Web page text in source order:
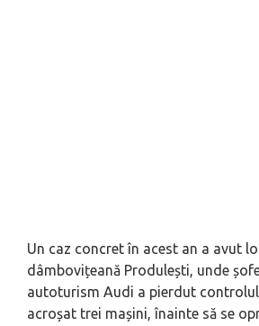
Un caz concret în acest an a avut
dâmbovițeană Produlești, unde
autoturism Audi a pierdut controlul
acroșat trei mașini, înainte să se